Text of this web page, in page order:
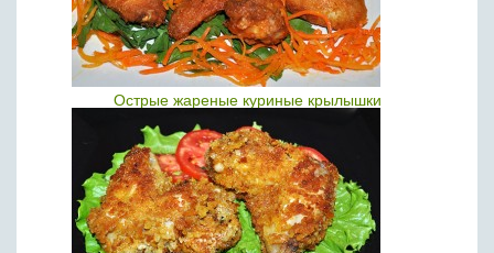
Острые жареные куриные крылышки